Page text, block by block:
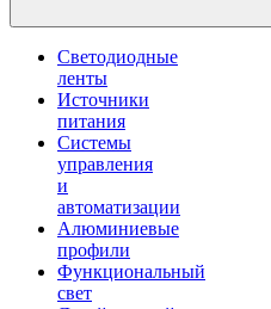
Светодиодные
ленты
Источники
питания
Системы
управления
и
автоматизации
Алюминиевые
профили
Функциональный
свет